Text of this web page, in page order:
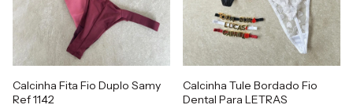
Calcinha Fita Fio Duplo Samy
Ref 1142
Calcinha Tule Bordado Fio
Dental Para LETRAS